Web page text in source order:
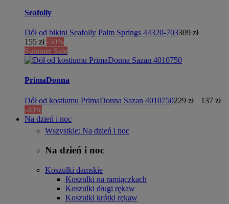
Seafolly
Dół od bikini Seafolly Palm Springs 44320-703309 zł
155 zł -50%
Summer Sale
PrimaDonna
Dół od kostiumu PrimaDonna Sazan 4010750229 zł
137 zł
-40%
Na dzień i noc
Wszystkie: Na dzień i noc
Na dzień i noc
Koszulki damskie
Koszulki na ramiączkach
Koszulki długi rękaw
Koszulki krótki rękaw